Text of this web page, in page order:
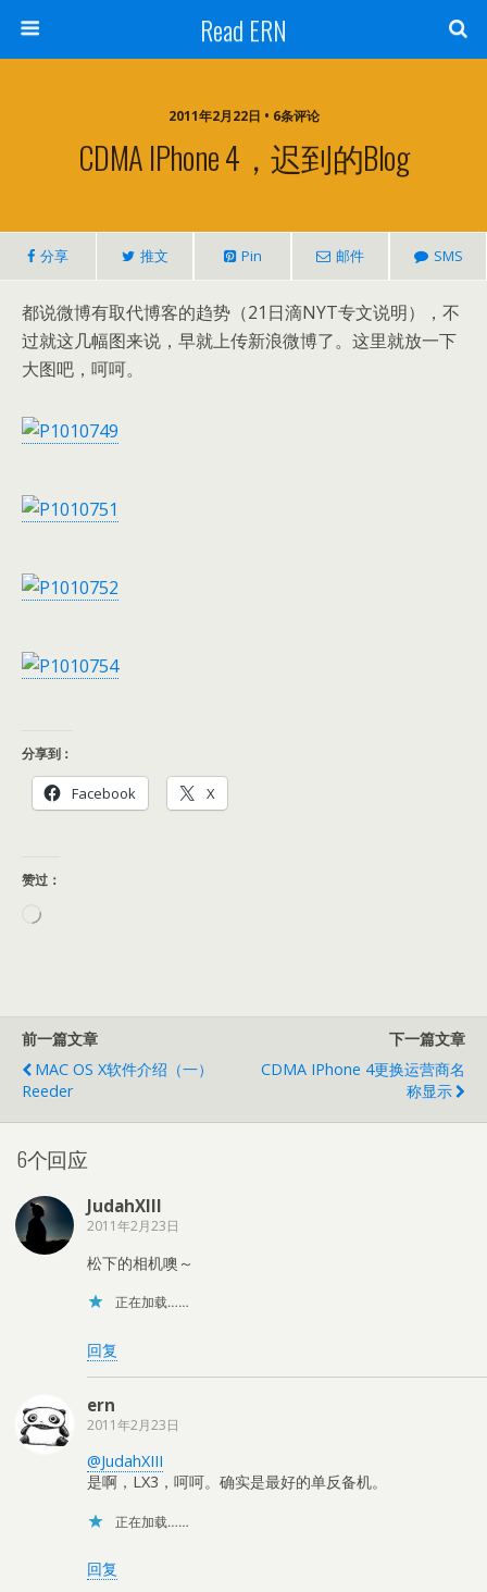
Read ERN
2011年2月22日 • 6条评论
CDMA IPhone 4，迟到的blog
分享 推文 Pin 邮件 SMS
都说微博有取代博客的趋势（21日滴NYT专文说明），不
过就这几幅图来说，早就上传新浪微博了。这里就放一下
大图吧，呵呵。
分享到：
Facebook X
赞过：
正
前一篇文章
MAC OS X软件介绍（一）
Reeder
下一篇文章
CDMA IPhone 4更换运营商名
称显示
6个回应
JudahXIII
2011年2月23日
松下的相机噢～
正在加载……
回复
ern
2011年2月23日
@JudahXIII
是啊，LX3，呵呵。确实是最好的单反备机。
正在加载……
回复